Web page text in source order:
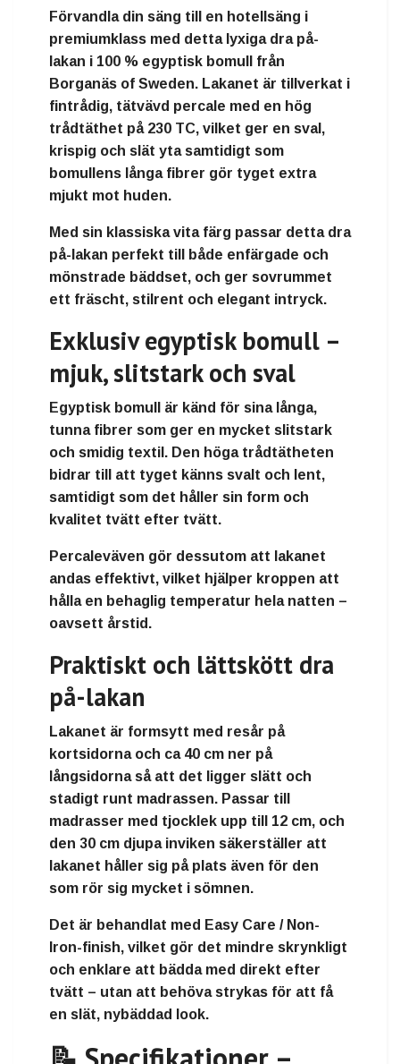
Förvandla din säng till en hotellsäng i
premiumklass med detta lyxiga dra på-
lakan i 100 % egyptisk bomull
från
Borganäs of Sweden. Lakanet är tillverkat i
fintrådig, tätvävd percale med en hög
trådtäthet på 230 TC, vilket ger en sval,
krispig och slät ytasamtidigt som
bomullens långa fibrer gör tyget extra
mjukt mot huden.
Med sin klassiska vita färg passar detta dra
på-lakan perfekt till både enfärgade och
mönstrade bäddset, och ger sovrummet
ett fräscht, stilrent och elegant intryck.
Exklusiv egyptisk bomull –
mjuk, slitstark och sval
Egyptisk bomull är känd för sina långa,
tunna fibrer som ger en mycket slitstark
och smidig textil . Den höga trådtätheten
bidrar till att tyget känns svalt och lent,
samtidigt som det håller sin form och
kvalitet tvätt efter tvätt.
Percaleväven gör dessutom att lakanet
andas effektivt, vilket hjälper kroppen att
hålla en behaglig temperatur hela natten –
oavsett årstid.
Praktiskt och lättskött dra
på-lakan
Lakanet är formsytt med resår på
kortsidorna och ca 40 cm ner på
långsidornaså att det ligger slätt och
stadigt runt madrassen. Passar till
madrasser med tjocklek upp till 12 cm, och
den 30 cm djupa inviken säkerställer att
lakanet håller sig på plats även för den
som rör sig mycket i sömnen.
Det är behandlat med Easy Care / Non-
Iron-finish, vilket gör det mindre skrynkligt
och enklare att bädda med direkt efter
tvätt – utan att behöva strykas för att få
en slät, nybäddad look.